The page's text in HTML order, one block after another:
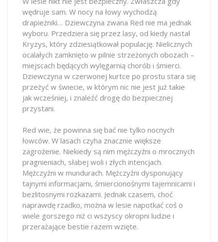
wędruje sam. W nocy na łowy wychodzą
drapieżniki… Dziewczyna zwana Red nie ma jednak
wyboru. Przedziera się przez lasy, od kiedy nastał
Kryzys, który zdziesiątkował populację. Nielicznych
ocalałych zamknięto w pilnie strzeżonych obozach –
miejscach będących wylęgarnią chorób i śmierci.
Dziewczyna w czerwonej kurtce po prostu stara się
przeżyć w świecie, w którym nic nie jest już takie
jak wcześniej, i znaleźć drogę do bezpiecznej
przystani.
Red wie, że powinna się bać nie tylko nocnych
łowców. W lasach czyha znacznie większe
zagrożenie. Niekiedy są nim mężczyźni o mrocznych
pragnieniach, słabej woli i złych intencjach.
Mężczyźni w mundurach. Mężczyźni dysponujący
tajnymi informacjami, śmiercionośnymi tajemnicami i
bezlitosnymi rozkazami. Jednak czasem, choć
naprawdę rzadko, można w lesie napotkać coś o
wiele gorszego niż ci wszyscy okropni ludzie i
przerażające bestie razem wzięte.